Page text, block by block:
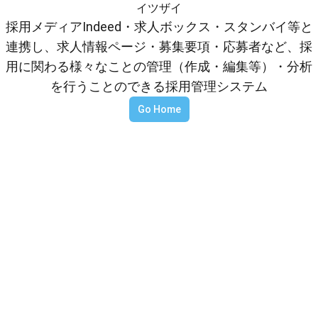
イツザイ
採用メディアIndeed・求人ボックス・スタンバイ等と
連携し、求人情報ページ・募集要項・応募者など、採
用に関わる様々なことの管理（作成・編集等）・分析
を行うことのできる採用管理システム
Go Home